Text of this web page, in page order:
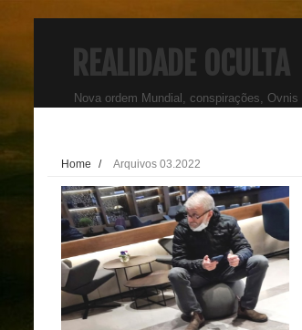
REALIDADE OCULTA
Nova ordem Mundial, conspirações, Ovnis
Home / Arquivos 03.2022